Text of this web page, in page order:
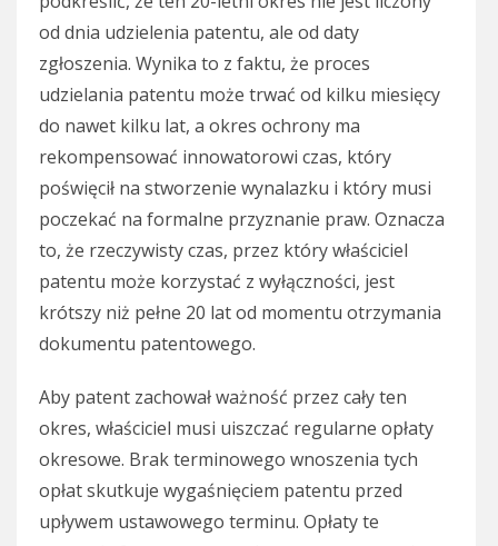
od dnia udzielenia patentu, ale od daty
zgłoszenia. Wynika to z faktu, że proces
udzielania patentu może trwać od kilku miesięcy
do nawet kilku lat, a okres ochrony ma
rekompensować innowatorowi czas, który
poświęcił na stworzenie wynalazku i który musi
poczekać na formalne przyznanie praw. Oznacza
to, że rzeczywisty czas, przez który właściciel
patentu może korzystać z wyłączności, jest
krótszy niż pełne 20 lat od momentu otrzymania
dokumentu patentowego.
Aby patent zachował ważność przez cały ten
okres, właściciel musi uiszczać regularne opłaty
okresowe. Brak terminowego wnoszenia tych
opłat skutkuje wygaśnięciem patentu przed
upływem ustawowego terminu. Opłaty te